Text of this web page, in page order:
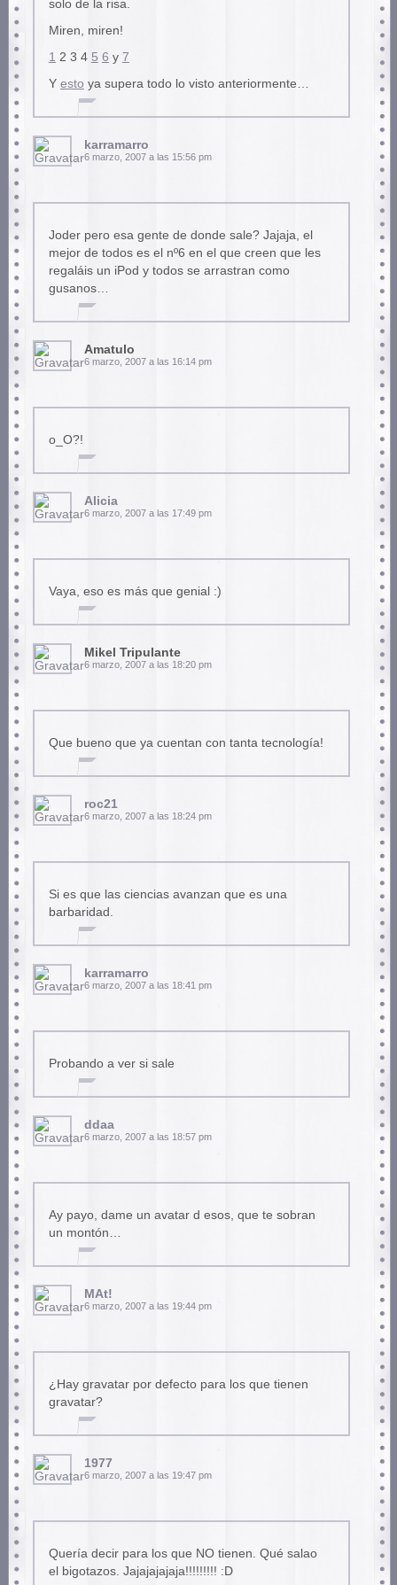
solo de la risa.
Miren, miren!
1 2 3 4 5 6 y 7
Y esto ya supera todo lo visto anteriormente…
karramarro
6 marzo, 2007 a las 15:56 pm
Joder pero esa gente de donde sale? Jajaja, el
mejor de todos es el nº6 en el que creen que les
regaláis un iPod y todos se arrastran como
gusanos…
Amatulo
6 marzo, 2007 a las 16:14 pm
o_O?!
Alicia
6 marzo, 2007 a las 17:49 pm
Vaya, eso es más que genial :)
Mikel Tripulante
6 marzo, 2007 a las 18:20 pm
Que bueno que ya cuentan con tanta tecnología!
roc21
6 marzo, 2007 a las 18:24 pm
Si es que las ciencias avanzan que es una
barbaridad.
karramarro
6 marzo, 2007 a las 18:41 pm
Probando a ver si sale
ddaa
6 marzo, 2007 a las 18:57 pm
Ay payo, dame un avatar d esos, que te sobran
un montón…
MAt!
6 marzo, 2007 a las 19:44 pm
¿Hay gravatar por defecto para los que tienen
gravatar?
1977
6 marzo, 2007 a las 19:47 pm
Quería decir para los que NO tienen. Qué salao
el bigotazos. Jajajajajaja!!!!!!!!! :D